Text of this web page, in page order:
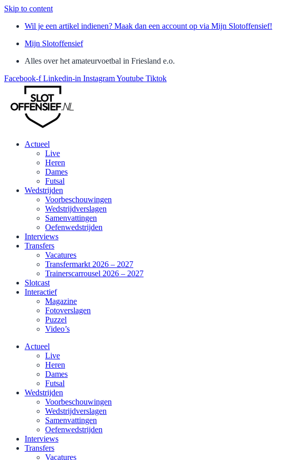
Skip to content
Wil je een artikel indienen? Maak dan een account op via Mijn Slotoffensief!
Mijn Slotoffensief
Alles over het amateurvoetbal in Friesland e.o.
Facebook-f Linkedin-in InstagramYoutube Tiktok
Actueel
Live
Heren
Dames
Futsal
Wedstrijden
Voorbeschouwingen
Wedstrijdverslagen
Samenvattingen
Oefenwedstrijden
Interviews
Transfers
Vacatures
Transfermarkt 2026 – 2027
Trainerscarrousel 2026 – 2027
Slotcast
Interactief
Magazine
Fotoverslagen
Puzzel
Video’s
Actueel
Live
Heren
Dames
Futsal
Wedstrijden
Voorbeschouwingen
Wedstrijdverslagen
Samenvattingen
Oefenwedstrijden
Interviews
Transfers
Vacatures